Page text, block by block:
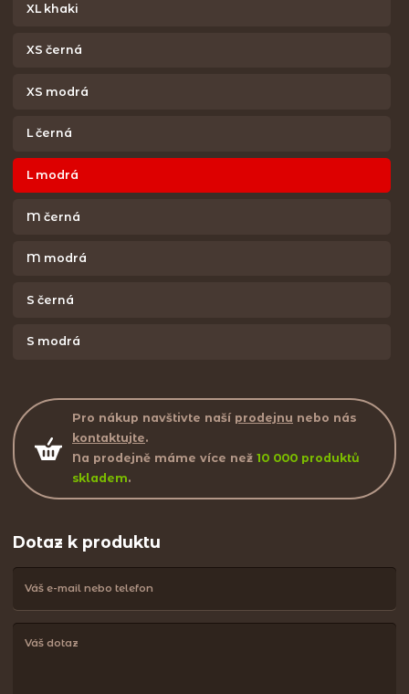
XL khaki
XS černá
XS modrá
L černá
L modrá
M černá
M modrá
S černá
S modrá
Pro nákup navštivte naší prodejnu nebo nás
kontaktujte.
Na prodejně máme více než 10 000 produktů
skladem.
Dotaz k produktu